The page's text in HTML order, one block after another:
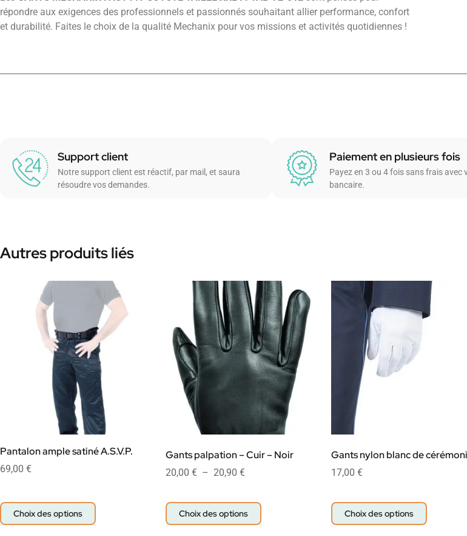
répondre aux exigences des professionnels et passionnés souhaitant allier performance, confort
et durabilité. Faites le choix de la qualité Mechanix pour vos missions et activités quotidiennes !
Support client
Notre support client est réactif, par mail, et saura
résoudre vos demandes.
Paiement en plusieurs fois
Payez en 3 ou 4 fois sans frais avec
bancaire.
Autres produits liés
Pantalon ample satiné A.S.V.P.
69,00 €
Choix des options
Gants palpation – Cuir – Noir
20,00 € – 20,90 €
Choix des options
Gants nylon blanc de
17,00 €
Choix des options